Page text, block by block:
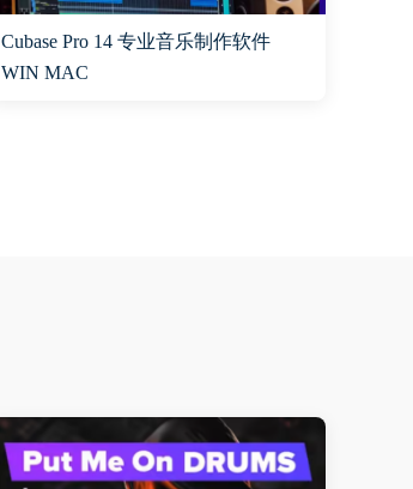
Cubase Pro 14 专业音乐制作软件
WIN MAC